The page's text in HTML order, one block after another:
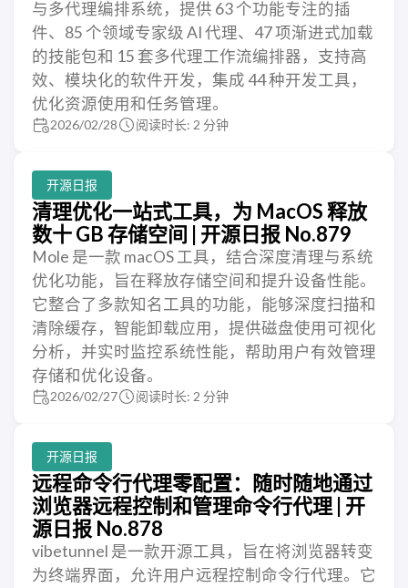
与多代理编排系统，提供 63 个功能专注的插
件、85 个领域专家级 AI 代理、47 项渐进式加载
的技能包和 15 套多代理工作流编排器，支持高
效、模块化的软件开发，集成 44 种开发工具，
优化资源使用和任务管理。
2026/02/28 阅读时长: 2 分钟
开源日报
清理优化一站式工具，为 MacOS 释放
数十 GB 存储空间 | 开源日报 No.879
Mole 是一款 macOS 工具，结合深度清理与系统
优化功能，旨在释放存储空间和提升设备性能。
它整合了多款知名工具的功能，能够深度扫描和
清除缓存，智能卸载应用，提供磁盘使用可视化
分析，并实时监控系统性能，帮助用户有效管理
存储和优化设备。
2026/02/27 阅读时长: 2 分钟
开源日报
远程命令行代理零配置：随时随地通过
浏览器远程控制和管理命令行代理 | 开
源日报 No.878
vibetunnel 是一款开源工具，旨在将浏览器转变
为终端界面，允许用户远程控制命令行代理。它